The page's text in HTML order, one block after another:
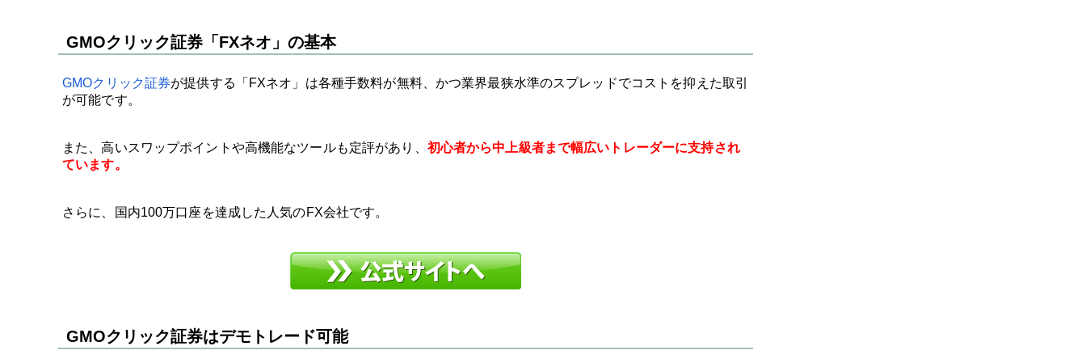
GMOクリック証券「FXネオ」の基本
GMOクリック証券が提供する「FXネオ」は各種手数料が無料、かつ業界最狭水準のスプレッドでコストを抑えた取引
が可能です。
また、高いスワップポイントや高機能なツールも定評があり、 初心者から中上級者まで幅広いトレーダーに支持され
ています。
さらに、国内100万口座を達成した人気のFX会社です。
GMOクリック証券はデモトレード可能